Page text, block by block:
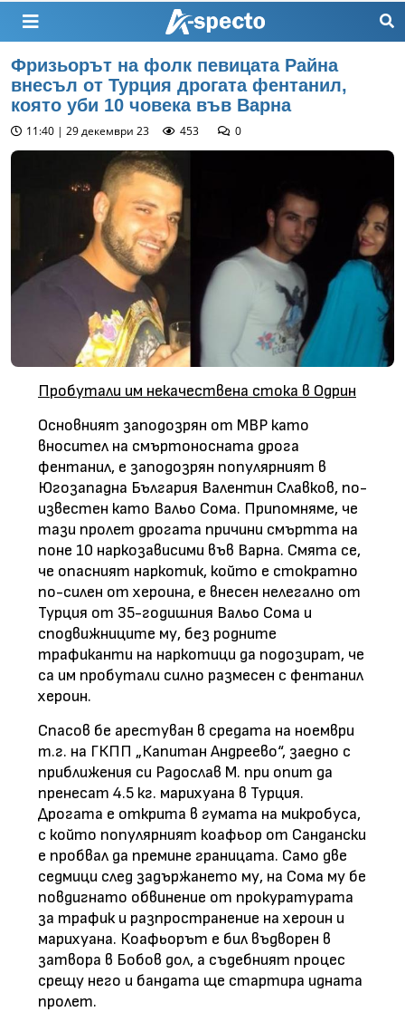
Фризьорът на фолк певицата Райна
внесъл от Турция дрогата фентанил,
която уби 10 човека във Варна
11:40 | 29 декември 23 453 0
Пробутали им некачествена стока в Одрин
Основният заподозрян от МВР като
вносител на смъртоносната дрога
фентанил, е заподозрян популярният в
Югозападна България Валентин Славков, по-
известен като Вальо Сома. Припомняме, че
тази пролет дрогата причини смъртта на
поне 10 наркозависими във Варна. Смята се,
че опасният наркотик, който е стократно
по-силен от хероина, е внесен нелегално от
Турция от 35-годишния Вальо Сома и
сподвижниците му, без родните
трафиканти на наркотици да подозират, че
са им пробутали силно размесен с фентанил
хероин.
Спасов бе арестуван в средата на ноември
т.г. на ГКПП „Капитан Андреево“, заедно с
приближения си Радослав М. при опит да
пренесат 4.5 кг. марихуана в Турция.
Дрогата е открита в гумата на микробуса,
с който популярният коафьор от Сандански
е пробвал да премине границата. Само две
седмици след задържането му, на Сома му бе
повдигнато обвинение от прокуратурата
за трафик и разпространение на хероин и
марихуана. Коафьорът е бил въдворен в
затвора в Бобов дол, а съдебният процес
срещу него и бандата ще стартира идната
пролет.